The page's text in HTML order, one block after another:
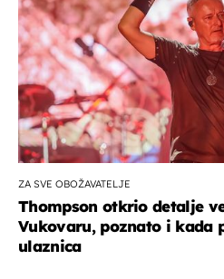
ZA SVE OBOŽAVATELJE
Thompson otkrio detalje
Vukovaru, poznato i kada
ulaznica